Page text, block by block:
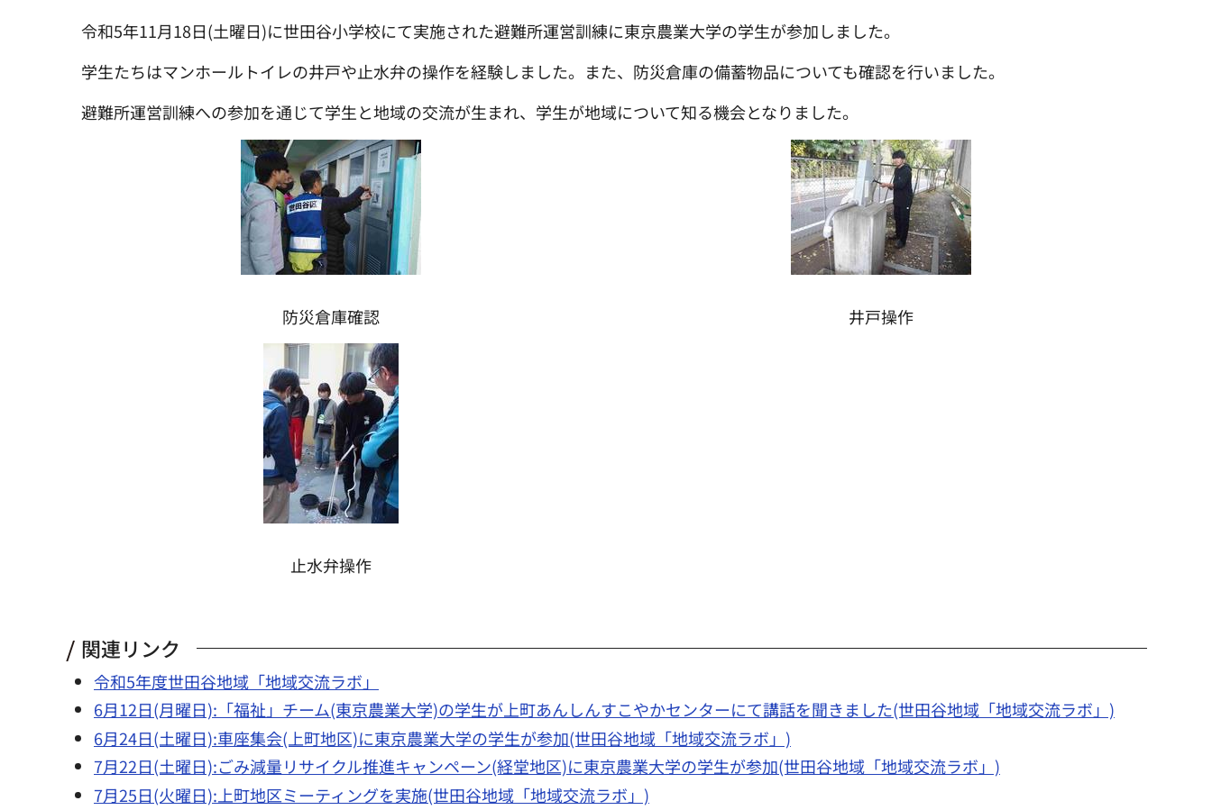
令和5年11月18日(土曜日)に世田谷小学校にて実施された避難所運営訓練に東京農業大学の学生が参加しました。
学生たちはマンホールトイレの井戸や止水弁の操作を経験しました。また、防災倉庫の備蓄物品についても確認を行いました。
避難所運営訓練への参加を通じて学生と地域の交流が生まれ、学生が地域について知る機会となりました。
防災倉庫確認 井戸操作
止水弁操作
関連リンク
令和5年度世田谷地域「地域交流ラボ」
6月12日(月曜日):「福祉」チーム(東京農業大学)の学生が上町あんしんすこやかセンターにて講話を聞きました(世田谷地域「地域交流ラボ」)
6月24日(土曜日):車座集会(上町地区)に東京農業大学の学生が参加(世田谷地域「地域交流ラボ」)
7月22日(土曜日):ごみ減量リサイクル推進キャンペーン(経堂地区)に東京農業大学の学生が参加(世田谷地域「地域交流ラボ」)
7月25日(火曜日):上町地区ミーティングを実施(世田谷地域「地域交流ラボ」)